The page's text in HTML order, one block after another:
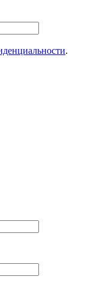
.